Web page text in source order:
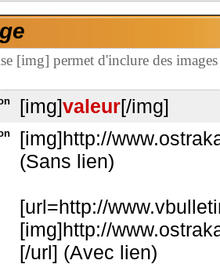
[img] permet d'inclure des
[img]valeur[/img]
[img]http://
(Sans lien)
[url=http://
[img]http://
[/url] (Avec lien)